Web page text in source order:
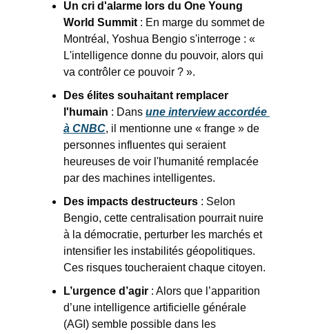
Un cri d'alarme lors du One Young
World Summit : En marge du sommet de
Montréal, Yoshua Bengio s'interroge : «
L'intelligence donne du pouvoir, alors qui
va contrôler ce pouvoir ? ».
Des élites souhaitant remplacer
l'humain : Dans une interview accordée
à CNBC, il mentionne une « frange » de
personnes influentes qui seraient
heureuses de voir l'humanité remplacée
par des machines intelligentes.
Des impacts destructeurs : Selon
Bengio, cette centralisation pourrait nuire
à la démocratie, perturber les marchés et
intensifier les instabilités géopolitiques.
Ces risques toucheraient chaque citoyen.
L’urgence d’agir : Alors que l’apparition
d’une intelligence artificielle générale
(AGI) semble possible dans les